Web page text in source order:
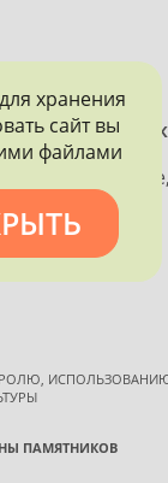
на
и
информации.
ПАМЯТНИКОВ
для хранения
сайт вы
файлами